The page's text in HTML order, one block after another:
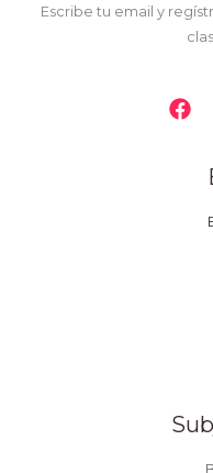
Escribe tu email y